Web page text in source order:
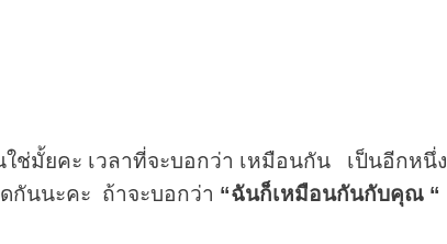
ช่มั้ยคะ เวลาที่จะบอกว่า เหมือนกัน เป็นอีกหนึ่ง
ดกันนะคะ ถ้าจะบอกว่า “ฉันก็เหมือนกันกับคุณ “